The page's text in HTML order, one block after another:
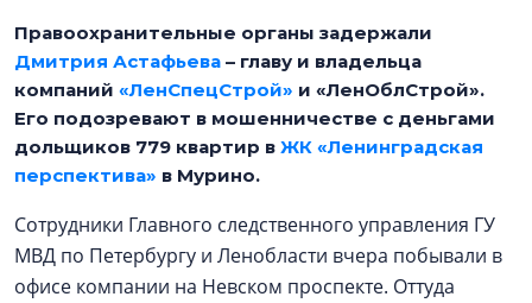
Правоохранительные органы задержали
Дмитрия Астафьева – главу и владельца
компаний «ЛенСпецСтрой» и «ЛенОблСтрой».
Его подозревают в мошенничестве с деньгами
дольщиков 779 квартир в ЖК «Ленинградская
перспектива» в Мурино.
Сотрудники Главного следственного управления ГУ
МВД по Петербургу и Ленобласти вчера побывали в
офисе компании на Невском проспекте. Оттуда